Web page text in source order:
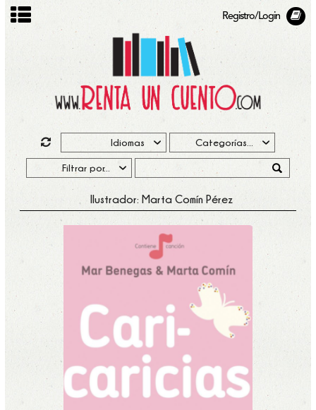
Registro/Login
Ilustrador: Marta Comín Pérez